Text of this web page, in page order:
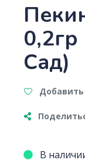
0,2гр
Сад)
В